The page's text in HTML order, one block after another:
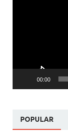
00:00
POPULAR